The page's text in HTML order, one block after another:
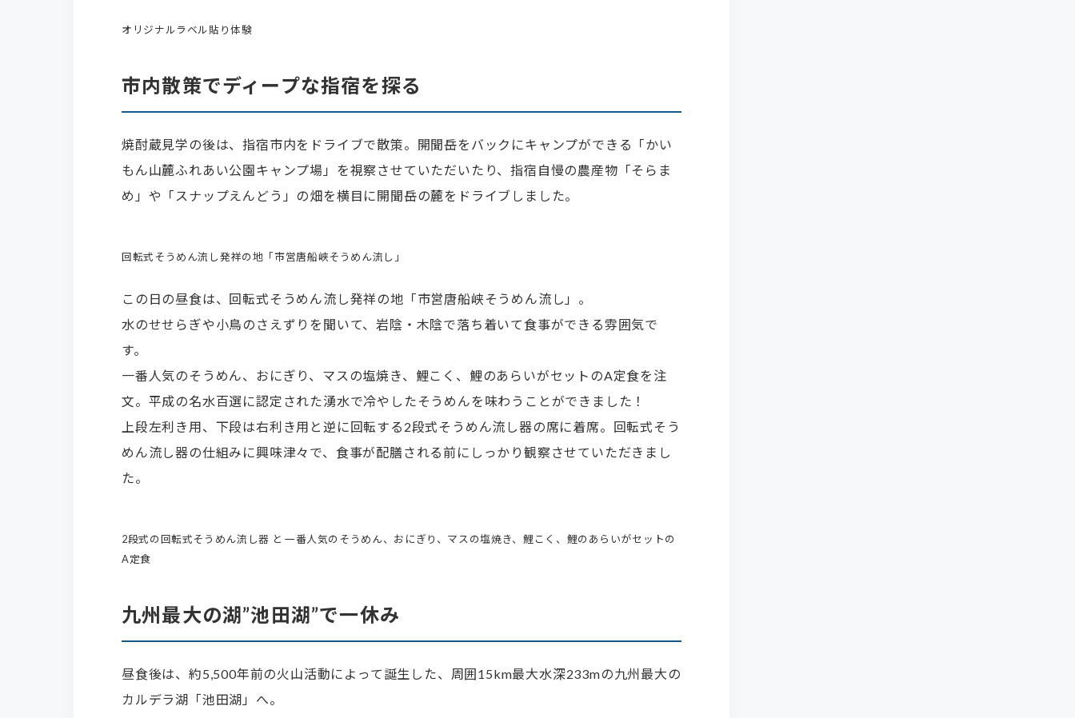
オリジナルラベル貼り体験
市内散策でディープな指宿を探る
焼酎蔵見学の後は、指宿市内をドライブで散策。開聞岳をバックにキャンプができる「かい
もん山麓ふれあい公園キャンプ場」を視察させていただいたり、指宿自慢の農産物「そらま
め」や「スナップえんどう」の畑を横目に開聞岳の麓をドライブしました。
回転式そうめん流し発祥の地「市営唐船峡そうめん流し」
この日の昼食は、回転式そうめん流し発祥の地「市営唐船峡そうめん流し」。
水のせせらぎや小鳥のさえずりを聞いて、岩陰・木陰で落ち着いて食事ができる雰囲気で
す。
一番人気のそうめん、おにぎり、マスの塩焼き、鯉こく、鯉のあらいがセットのA定食を注
文。平成の名水百選に認定された湧水で冷やしたそうめんを味わうことができました！
上段左利き用、下段は右利き用と逆に回転する2段式そうめん流し器の席に着席。回転式そう
めん流し器の仕組みに興味津々で、食事が配膳される前にしっかり観察させていただきまし
た。
2段式の回転式そうめん流し器 と 一番人気のそうめん、おにぎり、マスの塩焼き、鯉こく、鯉のあらいがセットの
A定食
九州最大の湖”池田湖”で一休み
昼食後は、約5,500年前の火山活動によって誕生した、周囲15km最大水深233mの九州最大の
カルデラ湖「池田湖」へ。